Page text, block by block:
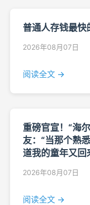
普通人存钱最快
2026年08月07日
阅读全文 →
重磅官宣！“海
友：“当那个熟
道我的童年又
2026年08月07日
阅读全文 →